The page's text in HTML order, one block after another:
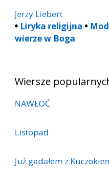
Jerzy Liebert
• Liryka religijna •
wierze w Boga
Wiersze
NAWŁOĆ
Listopad
Już gadałem z